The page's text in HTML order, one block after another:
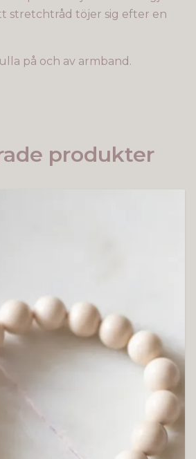
stretchtråd töjer sig efter en
på och av armband.
produkter